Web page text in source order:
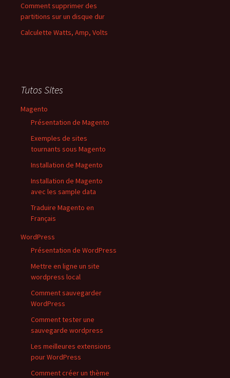
Comment supprimer des
partitions sur un disque dur
Calculette Watts, Amp, Volts
Tutos Sites
Magento
Présentation de Magento
Exemples de sites
tournants sous Magento
Installation de Magento
Installation de Magento
avec les sample data
Traduire Magento en
Français
WordPress
Présentation de WordPress
Mettre en ligne un site
wordpress local
Comment sauvegarder
WordPress
Comment tester une
sauvegarde wordpress
Les meilleures extensions
pour WordPress
Comment créer un thème